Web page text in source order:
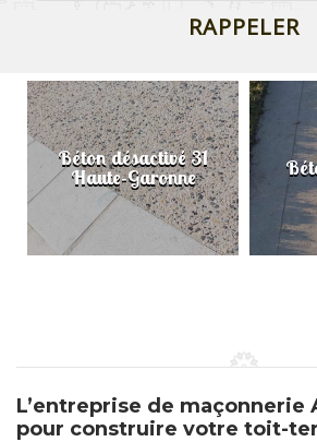
Béton désactivé 31
Haute-Garonne
L’entreprise de maçonnerie
pour construire votre toit-